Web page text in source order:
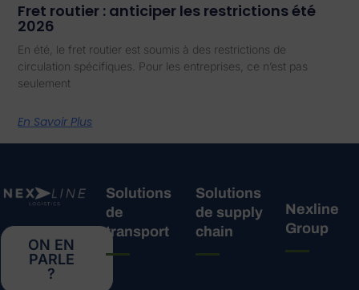
Fret routier : anticiper les restrictions été
2026
En été, le fret routier est soumis à des restrictions de
circulation spécifiques. Pour les entreprises, ce n’est pas
seulement
En Savoir Plus
ON EN
PARLE
?
Solutions
de
transport
Solutions
de supply
chain
Nexline
Group